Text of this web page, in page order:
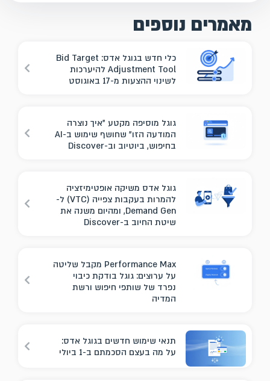
מאמרים נוספים
כלי חדש בגוגל אדס: Bid Target
Adjustment Tool להיערכות
לשינוי ההצעות מ-17 באוגוסט
גוגל מוסיפה מקטע "איך נוצרה
המודעה הזו" שחושף שימוש ב-AI
בחיפוש, ביוטיוב וב-Discover
גוגל אדס משיקה אופטימיזציה
להמרות בעקבות צפייה (VTC) ל-
Demand Gen, ומהיום משנה את
שיטת החיוב ב-Discover
Performance Max מקבל שליטה
על ערוצים: גוגל בודקת כיבוי
נפרד של שותפי חיפוש ורשת
המדיה
תנאי שימוש חדשים בגוגל אדס:
על מה בעצם הסכמתם ב-1 ביולי